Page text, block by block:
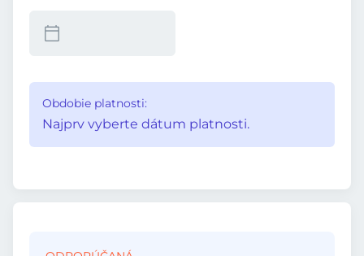
Obdobie platnosti:
Najprv vyberte dátum platnosti.